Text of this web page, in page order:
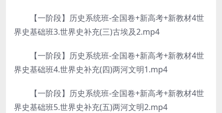
【一阶段】历史系统班-全国卷+新高考+新教材4世
界史基础班3.世界史补充(三)古埃及2.mp4
【一阶段】历史系统班-全国卷+新高考+新教材4世
界史基础班4.世界史补充(四)两河文明1.mp4
【一阶段】历史系统班-全国卷+新高考+新教材4世
界史基础班5.世界史补充(五)两河文明2.mp4